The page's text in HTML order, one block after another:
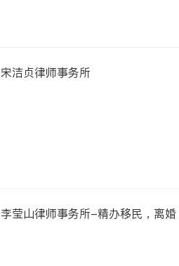
宋洁贞律师事务所
李莹山律师事务所-精办移民，离